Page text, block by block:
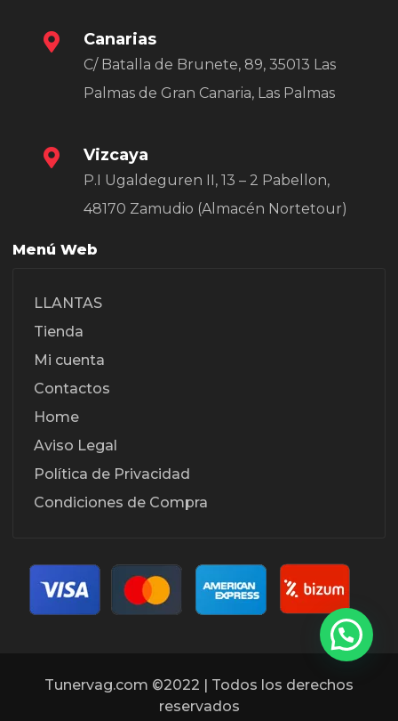
Canarias
C/ Batalla de Brunete, 89, 35013 Las
Palmas de Gran Canaria, Las Palmas
Vizcaya
P.I Ugaldeguren II, 13 – 2 Pabellon,
48170 Zamudio (Almacén Nortetour)
Menú Web
LLANTAS
Tienda
Mi cuenta
Contactos
Home
Aviso Legal
Política de Privacidad
Condiciones de Compra
Tunervag.com ©2022 | Todos los derechos
reservados